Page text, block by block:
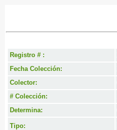
Registro # :
Fecha Colección:
Colector:
# Colección:
Determina:
Tipo: